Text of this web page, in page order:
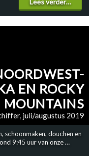
Lees verder…
schoonmaken, douchen en
9:45 uur van onze …
EN ROCKY
MOUNTAINS
juli/augustus 2019